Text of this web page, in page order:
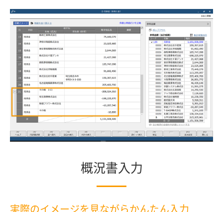
概況書入力
実際のイメージを見ながらかんたん入力